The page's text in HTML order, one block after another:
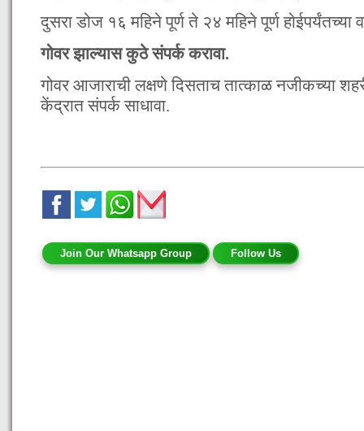
दुसरा डोज १६ महिने पूर्ण ते २४ महिने पूर्ण होईपर्यंतच्या
गोवर झाल्यास कुठे संपर्क करावा.
गोवर आजाराची लक्षणे दिसताच तात्काळ नजीकच्या
केंद्रात संपर्क साधावा.
Join Our Whatsapp Group Follow Us